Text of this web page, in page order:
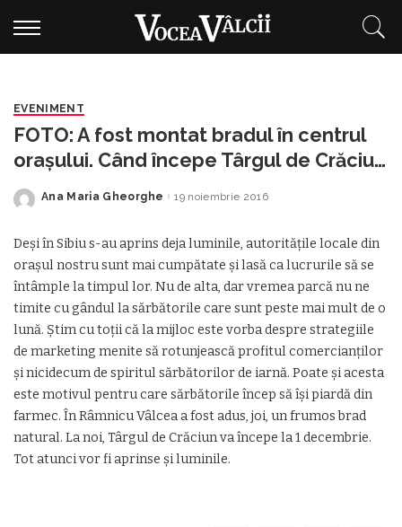
EVENIMENT
FOTO: A fost montat bradul în centrul
orașului. Când începe Târgul de Crăciun
în Vâlcea
Posted
Ana Maria Gheorghe 19 noiembrie 2016
Deși în Sibiu s-au aprins deja luminile, autoritățile locale din
orașul nostru sunt mai cumpătate și lasă ca lucrurile să se
întâmple la timpul lor. Nu de alta, dar vremea parcă nu ne
timite cu gândul la sărbătorile care sunt peste mai mult de o
lună. Știm cu toții că la mijloc este vorba despre strategiile
de marketing menite să rotunjească profitul comercianților
și nicidecum de spiritul sărbătorilor de iarnă. Poate și acesta
este motivul pentru care sărbătorile încep să își piardă din
farmec. În Râmnicu Vâlcea a fost adus, joi, un frumos brad
natural. La noi, Târgul de Crăciun va începe la 1 decembrie.
Tot atunci vor fi aprinse și luminile.